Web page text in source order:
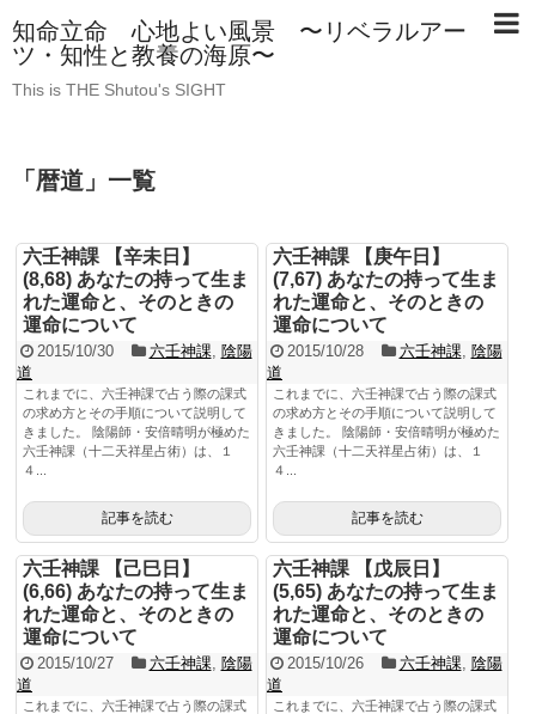
知命立命 心地よい風景 〜リベラルアー
ツ・知性と教養の海原〜
This is THE Shutou's SIGHT
「 暦道 」 一覧
六壬神課 【辛未日】
(8,68) あなたの持って生ま
れた運命と、そのときの
運命について
2015/10/30 六壬神課
陰陽
道
これまでに、六壬神課で占う際の課式
の求め方とその手順について説明して
きました。 陰陽師・安倍晴明が極めた
六壬神課（十二天祥星占術）は、１
４...
記事を読む
六壬神課 【庚午日】
(7,67) あなたの持って生ま
れた運命と、そのときの
運命について
2015/10/28 六壬神課
陰陽
道
これまでに、六壬神課で占う際の課式
の求め方とその手順について説明して
きました。 陰陽師・安倍晴明が極めた
六壬神課（十二天祥星占術）は、１
４...
記事を読む
六壬神課 【己巳日】
(6,66) あなたの持って生ま
れた運命と、そのときの
運命について
2015/10/27 六壬神課
陰陽
道
これまでに、六壬神課で占う際の課式
六壬神課 【戊辰日】
(5,65) あなたの持って生ま
れた運命と、そのときの
運命について
2015/10/26 六壬神課
陰陽
道
これまでに、六壬神課で占う際の課式